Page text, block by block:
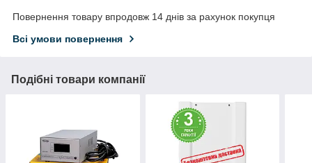
Повернення товару впродовж 14 днів за рахунок покупця
Всі умови повернення
Подібні товари компанії